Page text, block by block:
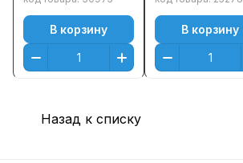
В корзину В корзину
Назад к списку